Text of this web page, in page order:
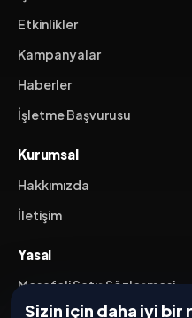
Sizin için daha iyi
Etkinlikler
Kampanyalar
Haberler
İşletme Başvurusu
Kurumsal
Hakkımızda
İletişim
Yasal
Mesafeli Satış Sözleşmesi